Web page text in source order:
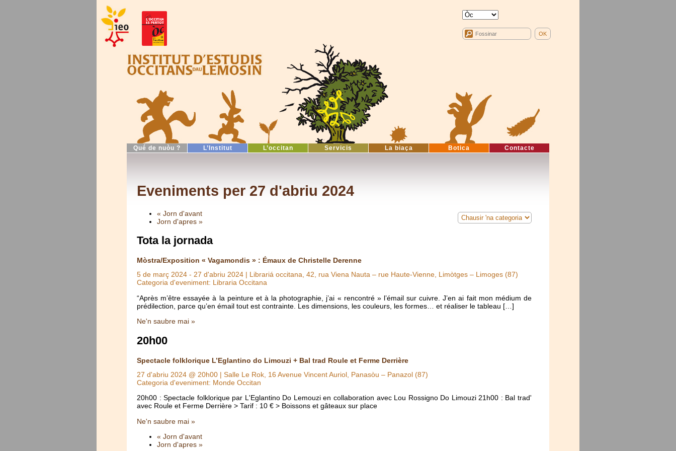
Qué de nuòu ? L’Institut L’occitan Servicis La biaça Botica Contacte
Eveniments per 27 d'abriu 2024
« Jorn d'avant
Jorn d'apres »
Tota la jornada
Mòstra/Exposition « Vagamondis » : Émaux de Christelle Derenne
5 de març 2024 - 27 d'abriu 2024 | Librariá occitana, 42, rua Viena Nauta – rue Haute-Vienne, Limòtges – Limoges (87)
Categoria d'eveniment: Libraria Occitana
“Après m’être essayée à la peinture et à la photographie, j’ai « rencontré » l’émail sur cuivre. J’en ai fait mon médium de
prédilection, parce qu’en émail tout est contrainte. Les dimensions, les couleurs, les formes… et réaliser le tableau […]
Ne'n saubre mai »
20h00
Spectacle folklorique L’Eglantino do Limouzi + Bal trad Roule et Ferme Derrière
27 d'abriu 2024 @ 20h00 | Salle Le Rok, 16 Avenue Vincent Auriol, Panasòu – Panazol (87)
Categoria d'eveniment: Monde Occitan
20h00 : Spectacle folklorique par L'Eglantino Do Lemouzi en collaboration avec Lou Rossigno Do Limouzi 21h00 : Bal trad'
avec Roule et Ferme Derrière > Tarif : 10 € > Boissons et gâteaux sur place
Ne'n saubre mai »
« Jorn d'avant
Jorn d'apres »